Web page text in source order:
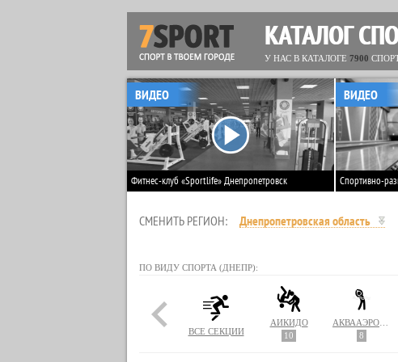
КАТАЛОГ
У НАС В КАТАЛОГЕ 7900
Фитнес-клуб «Sportlife» Днепропетровск
ВИДЕО
Спортивно-
ВИДЕО
СМЕНИТЬ РЕГИОН: Днепропетровская область
ПО ВИДУ СПОРТА (ДНЕПР):
ВСЕ СЕКЦИИ
АЙКИДО
10
8